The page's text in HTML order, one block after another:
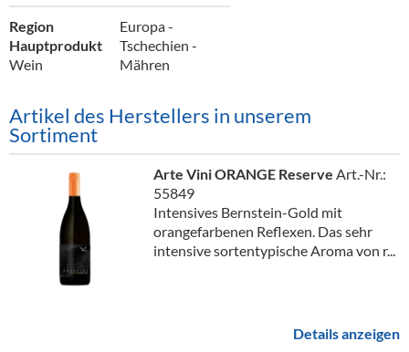
Region
Europa -
Tschechien -
Mähren
Hauptprodukt
Wein
Artikel des Herstellers in unserem
Sortiment
Arte Vini ORANGE Reserve Art.-Nr.:
55849
Intensives Bernstein-Gold mit
orangefarbenen Reflexen. Das sehr
intensive sortentypische Aroma von r...
Details anzeigen